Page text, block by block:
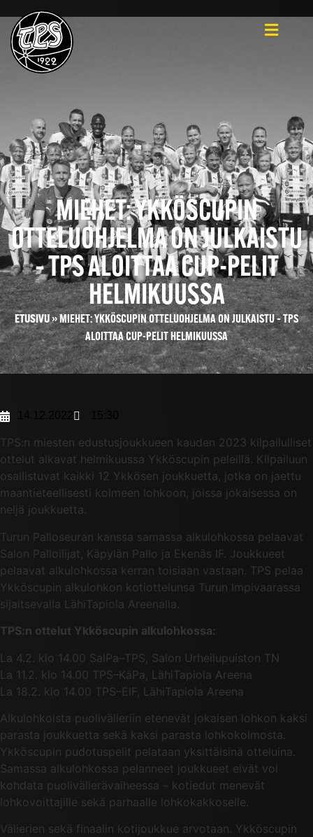
MIEHET: YKKÖSCUPIN
OTTELUOHJELMA ON JULKAISTU
– TPS ALOITTAA CUP-PELIT
HELMIKUUSSA
ETUSIVU»MIEHET: YKKÖSCUPIN OTTELUOHJELMA ON JULKAISTU – TPS
ALOITTAA CUP-PELIT HELMIKUUSSA
TPS:n miesten edustusjoukkueen kauden 2023 kilpailulliset
ottelut alkavat helmikuussa Ykköscupin peleillä. Kilpailuun
osallistuvat kaikki 12 Ykkösen joukkuetta, jotka on jaettu
maantieteellisesti kolmeen lohkoon, joissa jokaisessa on
neljä joukkuetta.
Turun Palloseuran kanssa samassa alkulohkossa pelaavat
Salon Palloilijat, Käpylän Pallo ja Ekenäs IF. Joukkueet
pelaavat alkulohkossa kerran toisiaan vastaan. TPS pelaa
Ykköscupin alkulohkon kotiottelunsa Turun Impivaarassa
sijaitsevalla LähiTapiola Areenalla.
TPS:n ottelut Ykköscupin alkulohkossa:
La 4.2. klo 14.00 SalPa–TPS, Salon Urheilupuiston TN
La 11.2. klo 14.00 TPS–KäPa, LähiTapiola Areena
La 18.2. klo 14.00 TPS–EIF, LähiTapiola Areena
Alkulohkoista puolivälieriin etenevät jokaisen lohkon kaksi
parasta joukkuetta sekä kaksi parasta lohkokolmosta.
Ykköscupin pudotuspelit pelataan yksittäisinä otteluina.
Samassa alkulohkossa pelanneet joukkueet eivät voi
kohdata puolivälierävaiheessa – kotiedut menevät
lohkovoittajille sekä parhaalle lohkokakkoselle.
Välierien sekä finaalin kotijoukkue arvotaan. Ykköscupin